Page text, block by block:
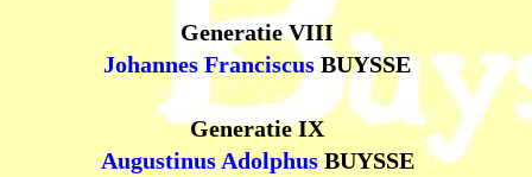
Generatie VIII
Johannes Franciscus BUYSSE
Generatie IX
Augustinus Adolphus BUYSSE